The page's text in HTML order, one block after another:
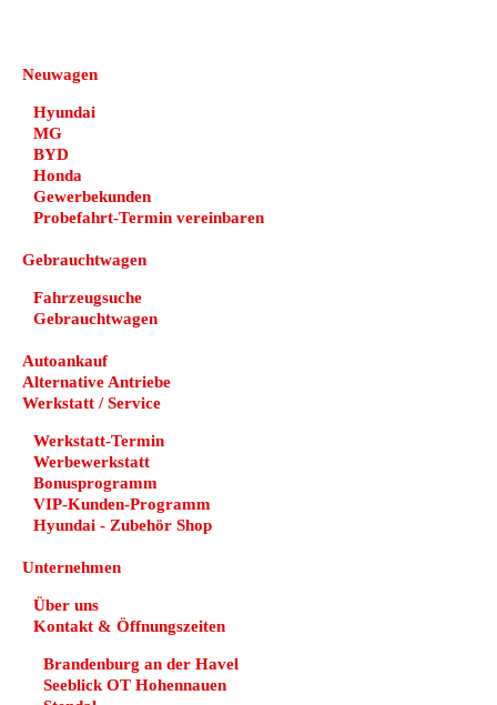
Neuwagen
Hyundai
MG
BYD
Honda
Gewerbekunden
Probefahrt-Termin vereinbaren
Gebrauchtwagen
Fahrzeugsuche
Gebrauchtwagen
Autoankauf
Alternative Antriebe
Werkstatt / Service
Werkstatt-Termin
Werbewerkstatt
Bonusprogramm
VIP-Kunden-Programm
Hyundai - Zubehör Shop
Unternehmen
Über uns
Kontakt & Öffnungszeiten
Brandenburg an der Havel
Seeblick OT Hohennauen